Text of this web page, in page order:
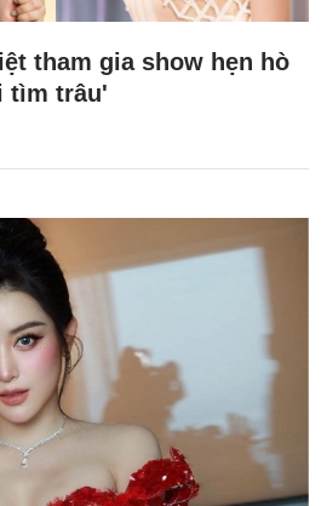
tham gia show hẹn hò
tìm trâu'